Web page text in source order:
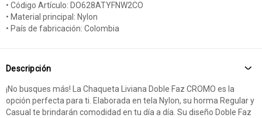
• Código Artículo: DO628ATYFNW2CO
• Material principal: Nylon
• País de fabricación: Colombia
Descripción
¡No busques más! La Chaqueta Liviana Doble Faz CROMO es la
opción perfecta para ti. Elaborada en tela Nylon, su horma Regular y
Casual te brindarán comodidad en tu día a día. Su diseño Doble Faz